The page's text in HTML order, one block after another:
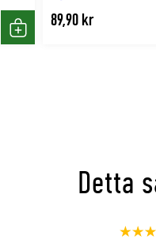
Köp
89,90 kr
Detta